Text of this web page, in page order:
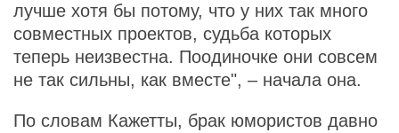
лучше хотя бы потому, что у них так много
совместных проектов, судьба которых
теперь неизвестна. Поодиночке они совсем
не так сильны, как вместе", – начала она.
По словам Кажетты, брак юмористов давно